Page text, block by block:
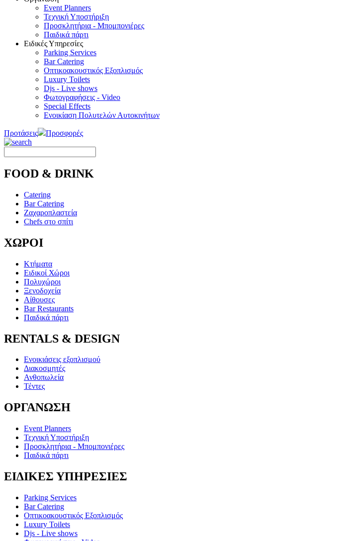
Event Planners
Τεχνική Υποστήριξη
Προσκλητήρια - Μπομπονιέρες
Παιδικά πάρτι
Ειδικές Υπηρεσίες
Parking Services
Bar Catering
Οπτικοακουστικός Εξοπλισμός
Luxury Toilets
Djs - Live shows
Φωτογραφήσεις - Video
Special Εffects
Ενοικίαση Πολυτελών Αυτοκινήτων
Προτάσεις Προσφορές
FOOD & DRINK
Catering
Bar Catering
Ζαχαροπλαστεία
Chefs στο σπίτι
ΧΩΡΟΙ
Κτήματα
Ειδικοί Χώροι
Πολυχώροι
Ξενοδοχεία
Αίθουσες
Bar Restaurants
Παιδικά πάρτι
RENTALS & DESIGN
Ενοικιάσεις εξοπλισμού
Διακοσμητές
Ανθοπωλεία
Τέντες
ΟΡΓΑΝΩΣΗ
Event Planners
Τεχνική Υποστήριξη
Προσκλητήρια - Μπομπονιέρες
Παιδικά πάρτι
ΕΙΔΙΚΕΣ ΥΠΗΡΕΣΙΕΣ
Parking Services
Bar Catering
Οπτικοακουστικός Εξοπλισμός
Luxury Toilets
Djs - Live shows